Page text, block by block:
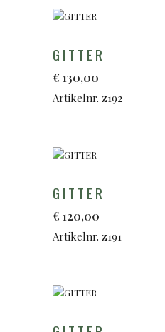
GITTER
€ 130,00
Artikelnr. z192
GITTER
€ 120,00
Artikelnr. z191